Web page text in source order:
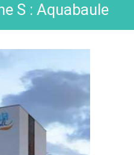
S : Aquabaule